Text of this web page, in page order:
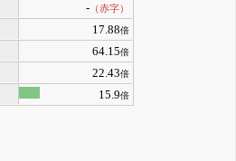
- （赤字）
17.88倍
64.15倍
22.43倍
15.9倍